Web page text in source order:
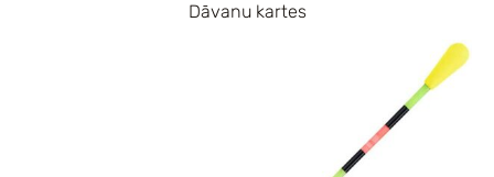
Dāvanu kartes